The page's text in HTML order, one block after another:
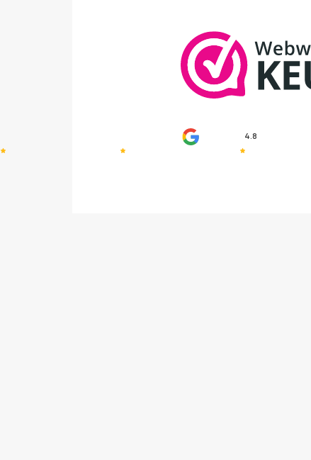
4.8